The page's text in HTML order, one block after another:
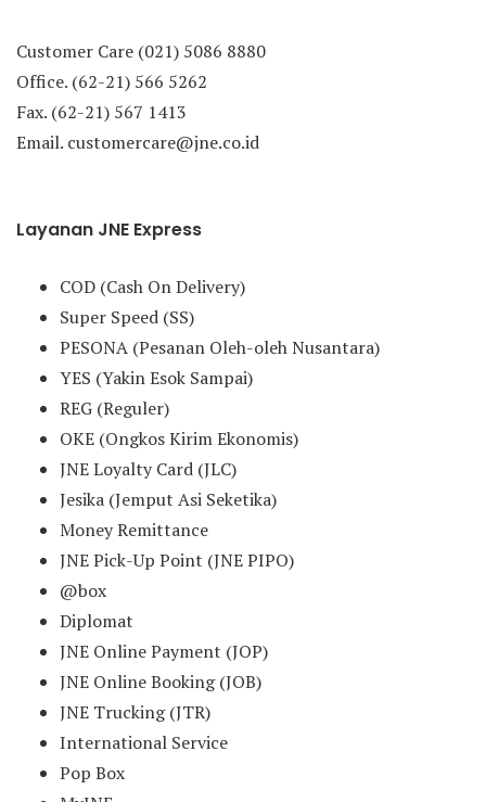
Customer Care (021) 5086 8880
Office. (62-21) 566 5262
Fax. (62-21) 567 1413
Email. customercare@jne.co.id
Layanan JNE Express
COD (Cash On Delivery)
Super Speed (SS)
PESONA (Pesanan Oleh-oleh Nusantara)
YES (Yakin Esok Sampai)
REG (Reguler)
OKE (Ongkos Kirim Ekonomis)
JNE Loyalty Card (JLC)
Jesika (Jemput Asi Seketika)
Money Remittance
JNE Pick-Up Point (JNE PIPO)
@box
Diplomat
JNE Online Payment (JOP)
JNE Online Booking (JOB)
JNE Trucking (JTR)
International Service
Pop Box